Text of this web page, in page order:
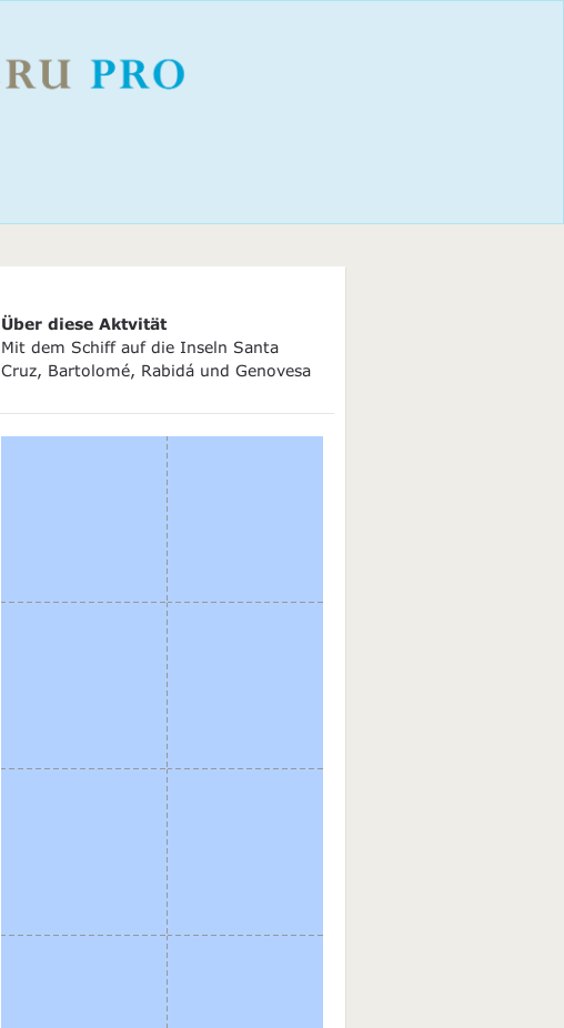
Über diese Aktvität
Mit dem Schiff auf die Inseln Santa
Cruz, Bartolomé, Rabidá und Genovesa